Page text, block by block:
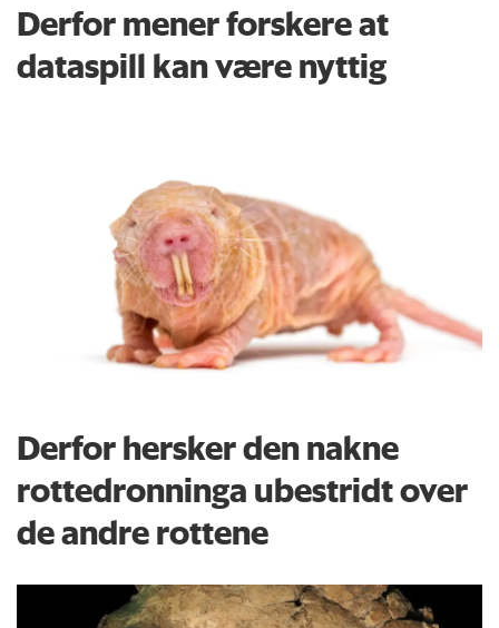
Derfor mener forskere at
dataspill kan være nyttig
Derfor hersker den nakne
rottedronninga ubestridt over
de andre rottene